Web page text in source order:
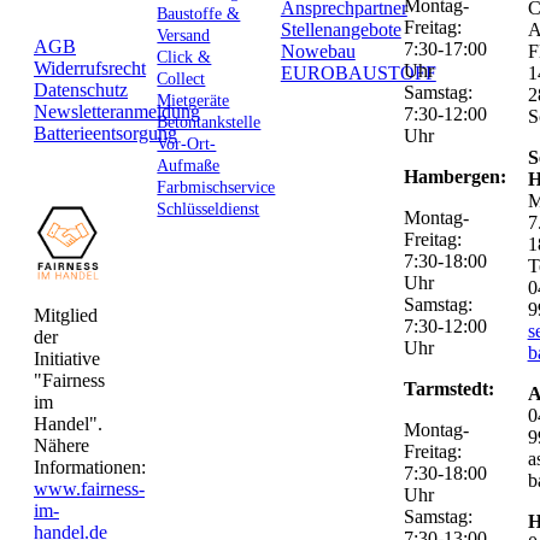
AGB
Widerrufsrecht
Datenschutz
Newsletteranmeldung
Batterieentsorgung
Mitglied
der
Initiative
"Fairness
im
Handel".
Nähere
Informationen:
www.fairness-
im-
handel.de
Baustoffe &
Versand
Click &
Collect
Mietgeräte
Betontankstelle
Vor-Ort-
Aufmaße
Farbmischservice
Schlüsseldienst
Ansprechpartner
Stellenangebote
Nowebau
EUROBAUSTOFF
Montag-
Freitag:
7:30-17:00
Uhr
Samstag:
7:30-12:00
Uhr
Hambergen:
Montag-
Freitag:
7:30-18:00
Uhr
Samstag:
7:30-12:00
Uhr
Tarmstedt:
Montag-
Freitag:
7:30-18:00
Uhr
Samstag: